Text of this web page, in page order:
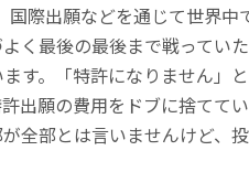
際出願などを通じて世界中
く最後の最後まで戦ってい
す。「特許になりません」
出願の費用をドブに捨てて
全部とは言いませんけど、